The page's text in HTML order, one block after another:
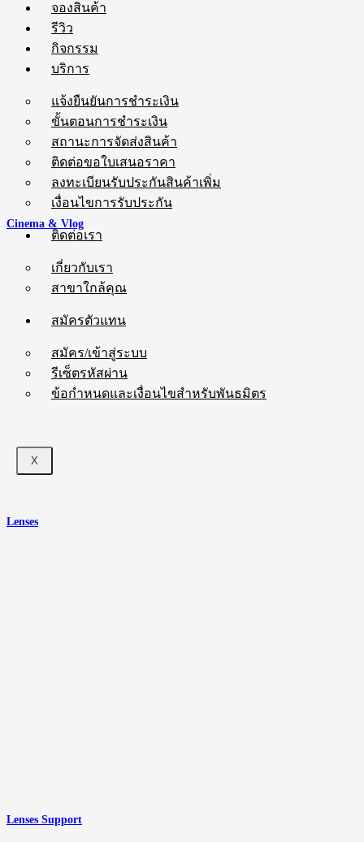
จองสินค้า
รีวิว
กิจกรรม
บริการ
แจ้งยืนยันการชำระเงิน
ขั้นตอนการชำระเงิน
สถานะการจัดส่งสินค้า
ติดต่อขอใบเสนอราคา
ลงทะเบียนรับประกันสินค้าเพิ่ม
เงื่อนไขการรับประกัน
ติดต่อเรา
เกี่ยวกับเรา
สาขาใกล้คุณ
สมัครตัวแทน
สมัคร/เข้าสู่ระบบ
รีเซ็ตรหัสผ่าน
ข้อกำหนดและเงื่อนไขสำหรับพันธมิตร
X
Cinema & Vlog
Lenses
Lenses Support